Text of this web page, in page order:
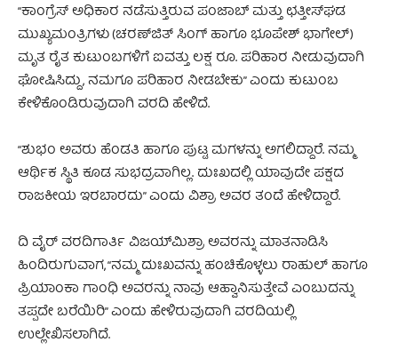
“ಕಾಂಗ್ರೆಸ್‌ ಅಧಿಕಾರ ನಡೆಸುತ್ತಿರುವ ಪಂಜಾಬ್‌ ಮತ್ತು ಛತ್ತೀಸ್‌ಘಡ
ಮುಖ್ಯಮಂತ್ರಿಗಳು (ಚರಣ್‌ಜಿತ್‌ ಸಿಂಗ್‌ ಹಾಗೂ ಭೂಪೇಶ್ ಭಾಗೇಲ್‌)
ಮೃತ ರೈತ ಕುಟುಂಬಗಳಿಗೆ ಐವತ್ತು ಲಕ್ಷ ರೂ. ಪರಿಹಾರ ನೀಡುವುದಾಗಿ
ಘೋಷಿಸಿದ್ದು, ನಮಗೂ ಪರಿಹಾರ ನೀಡಬೇಕು” ಎಂದು ಕುಟುಂಬ
ಕೇಳಿಕೊಂಡಿರುವುದಾಗಿ ವರದಿ ಹೇಳಿದೆ.
“ಶುಭಂ ಅವರು ಹೆಂಡತಿ ಹಾಗೂ ಪುಟ್ಟ ಮಗಳನ್ನು ಅಗಲಿದ್ದಾರೆ. ನಮ್ಮ
ಆರ್ಥಿಕ ಸ್ಥಿತಿ ಕೂಡ ಸುಭದ್ರವಾಗಿಲ್ಲ. ದುಃಖದಲ್ಲಿ ಯಾವುದೇ ಪಕ್ಷದ
ರಾಜಕೀಯ ಇರಬಾರದು” ಎಂದು ವಿಶ್ರಾ ಅವರ ತಂದೆ ಹೇಳಿದ್ದಾರೆ.
ದಿ ವೈರ್‌ ವರದಿಗಾರ್ತಿ ವಿಜಯ್‌ಮಿಶ್ರಾ ಅವರನ್ನು ಮಾತನಾಡಿಸಿ
ಹಿಂದಿರುಗುವಾಗ, “ನಮ್ಮ ದುಃಖವನ್ನು ಹಂಚಿಕೊಳ್ಳಲು ರಾಹುಲ್‌ ಹಾಗೂ
ಪ್ರಿಯಾಂಕಾ ಗಾಂಧಿ ಅವರನ್ನು ನಾವು ಆಹ್ವಾನಿಸುತ್ತೇವೆ ಎಂಬುದನ್ನು
ತಪ್ಪದೇ ಬರೆಯಿರಿ” ಎಂದು ಹೇಳಿರುವುದಾಗಿ ವರದಿಯಲ್ಲಿ
ಉಲ್ಲೇಖಿಸಲಾಗಿದೆ.